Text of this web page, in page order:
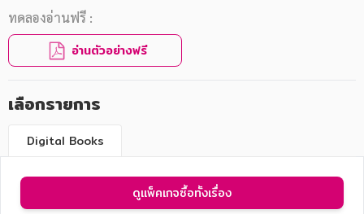
ทดลองอ่านฟรี :
อ่านตัวอย่างฟรี
เลือกรายการ
Digital Books
ดูแพ็คเกจซื้อทั้งเรื่อง